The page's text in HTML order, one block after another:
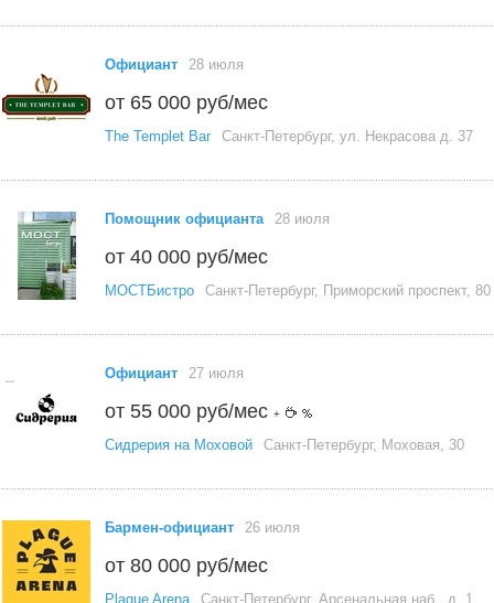
Официант 28 июля
от 65 000 руб/мес
The Templet Bar Санкт-Петербург, ул. Некрасова д. 37
Помощник официанта 28 июля
от 40 000 руб/мес
МОСТБистро Санкт-Петербург, Приморский проспект, 80
Официант 27 июля
от 55 000 руб/мес +
Сидрерия на Моховой Санкт-Петербург, Моховая, 30
Бармен-официант 26 июля
от 80 000 руб/мес
Plague Arena Санкт-Петербург, Арсенальная наб., д. 1